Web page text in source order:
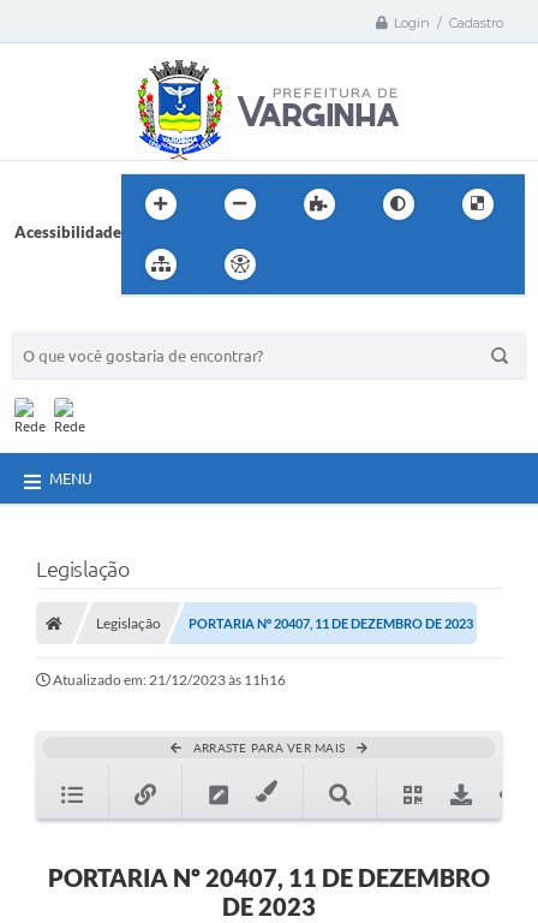
Login / Cadastro
Acessibilidade
MENU
Legislação
Legislação PORTARIA Nº 20407, 11 DE DEZEMBRO DE 2023
Atualizado em: 21/12/2023 às 11h16
ARRASTE PARA VER MAIS
PORTARIA Nº 20407, 11 DE DEZEMBRO
DE 2023